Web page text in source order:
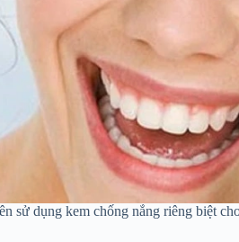
sử dụng kem chống nắng riêng biệt